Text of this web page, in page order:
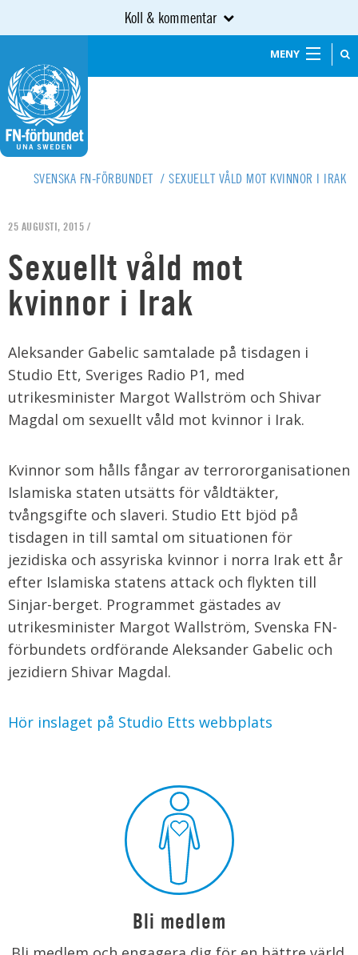
Koll & kommentar
MENY
SVENSKA FN-FÖRBUNDET / SEXUELLT VÅLD MOT KVINNOR I IRAK
25 AUGUSTI, 2015 /
Sexuellt våld mot
kvinnor i Irak
Aleksander Gabelic samtalade på tisdagen i
Studio Ett, Sveriges Radio P1, med
utrikesminister Margot Wallström och Shivar
Magdal om sexuellt våld mot kvinnor i Irak.
Kvinnor som hålls fångar av terrororganisationen
Islamiska staten utsätts för våldtäkter,
tvångsgifte och slaveri. Studio Ett bjöd på
tisdagen in till samtal om situationen för
jezidiska och assyriska kvinnor i norra Irak ett år
efter Islamiska statens attack och flykten till
Sinjar-berget. Programmet gästades av
utrikesminister Margot Wallström, Svenska FN-
förbundets ordförande Aleksander Gabelic och
jezidiern Shivar Magdal.
Hör inslaget på Studio Etts webbplats
Bli medlem